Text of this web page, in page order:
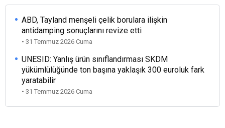
ABD, Tayland menşeli çelik borulara ilişkin
antidamping sonuçlarını revize etti
• 31 Temmuz 2026 Cuma
UNESID: Yanlış ürün sınıflandırması SKDM
yükümlülüğünde ton başına yaklaşık 300 euroluk fark
yaratabilir
• 31 Temmuz 2026 Cuma